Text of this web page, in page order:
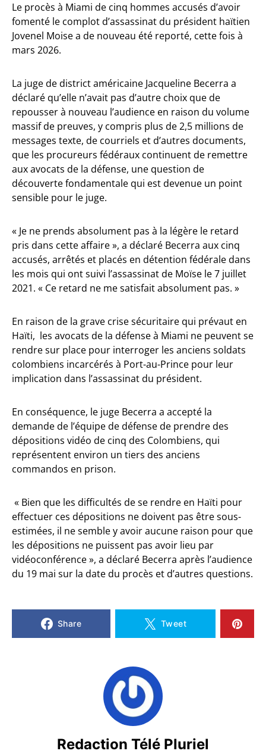
Le procès à Miami de cinq hommes accusés d’avoir
fomenté le complot d’assassinat du président haïtien
Jovenel Moise a de nouveau été reporté, cette fois à
mars 2026.
La juge de district américaine Jacqueline Becerra a
déclaré qu’elle n’avait pas d’autre choix que de
repousser à nouveau l’audience en raison du volume
massif de preuves, y compris plus de 2,5 millions de
messages texte, de courriels et d’autres documents,
que les procureurs fédéraux continuent de remettre
aux avocats de la défense, une question de
découverte fondamentale qui est devenue un point
sensible pour le juge.
« Je ne prends absolument pas à la légère le retard
pris dans cette affaire », a déclaré Becerra aux cinq
accusés, arrêtés et placés en détention fédérale dans
les mois qui ont suivi l’assassinat de Moïse le 7 juillet
2021. « Ce retard ne me satisfait absolument pas. »
En raison de la grave crise sécuritaire qui prévaut en
Haïti, les avocats de la défense à Miami ne peuvent se
rendre sur place pour interroger les anciens soldats
colombiens incarcérés à Port-au-Prince pour leur
implication dans l’assassinat du président.
En conséquence, le juge Becerra a accepté la
demande de l’équipe de défense de prendre des
dépositions vidéo de cinq des Colombiens, qui
représentent environ un tiers des anciens
commandos en prison.
« Bien que les difficultés de se rendre en Haïti pour
effectuer ces dépositions ne doivent pas être sous-
estimées, il ne semble y avoir aucune raison pour que
les dépositions ne puissent pas avoir lieu par
vidéoconférence », a déclaré Becerra après l’audience
du 19 mai sur la date du procès et d’autres questions.
Share Tweet
Redaction Télé Pluriel